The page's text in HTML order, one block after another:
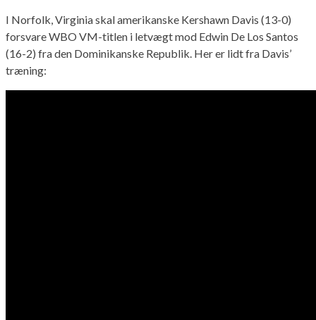
I Norfolk, Virginia skal amerikanske Kershawn Davis (13-0)
forsvare WBO VM-titlen i letvægt mod Edwin De Los Santos
(16-2) fra den Dominikanske Republik. Her er lidt fra Davis’
træning: